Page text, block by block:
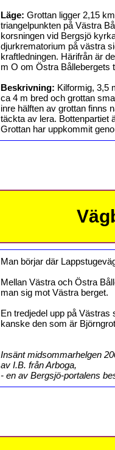
Läge: Grottan ligger 2,15
triangelpunkten på Västra
korsningen vid Bergsjö
djurkrematorium på västra
kraftledningen. Härifrån är
m O om Östra Bållebergets
Beskrivning: Kilformig, 3,5
ca 4 m bred och grottan
inre hälften av grottan finns
täckta av lera. Bottenpartiet
Grottan har uppkommit
Man börjar där
Mellan Västra och Östra
man sig mot Västra berget.
En tredjedel upp på Västras
kanske den som är
Insänt midsommarhelgen
av I.B. från Arboga,
- en av Bergsjö-portalens